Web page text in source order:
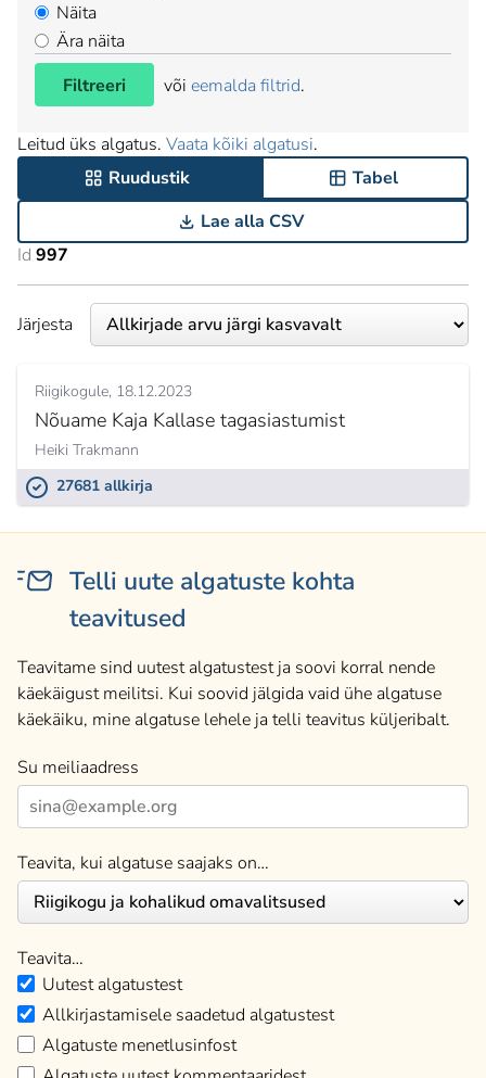
Näita
Ära näita
Filtreeri
või eemalda filtrid.
Leitud üks algatus. Vaata kõiki algatusi.
Ruudustik
Tabel
Lae alla CSV
Id 997
Järjesta
Riigikogule 18.12.2023
Nõuame Kaja Kallase tagasiastumist
Heiki Trakmann
27681 allkirja
Telli uute algatuste kohta
teavitused
Teavitame sind uutest algatustest ja soovi korral nende
käekäigust meilitsi. Kui soovid jälgida vaid ühe algatuse
käekäiku, mine algatuse lehele ja telli teavitus küljeribalt.
Su meiliaadress
Teavita, kui algatuse saajaks on…
Teavita…
Uutest algatustest
Allkirjastamisele saadetud algatustest
Algatuste menetlusinfost